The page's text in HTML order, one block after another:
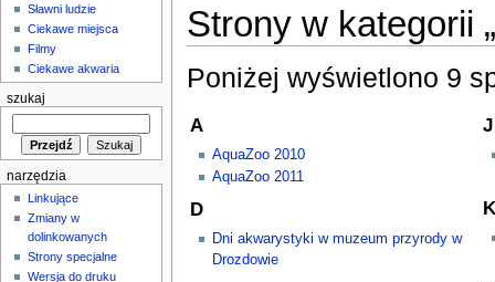
Strony w kategorii
Poniżej wyświetlono 9
A
AquaZoo 2010
AquaZoo 2011
D
Dni akwarystyki w muzeum przyrody w
Drozdowie
J
K
Sławni ludzie
Ciekawe miejsca
Filmy
Ciekawe akwaria
szukaj
narzędzia
Linkujące
Zmiany w
dolinkowanych
Strony specjalne
Wersja do druku